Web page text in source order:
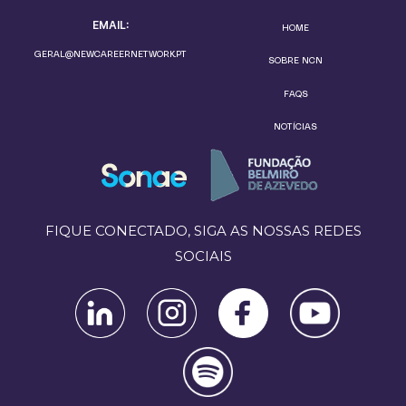
EMAIL:
GERAL@NEWCAREERNETWORK.PT
HOME
SOBRE NCN
FAQS
NOTÍCIAS
FIQUE CONECTADO, SIGA AS NOSSAS REDES
SOCIAIS